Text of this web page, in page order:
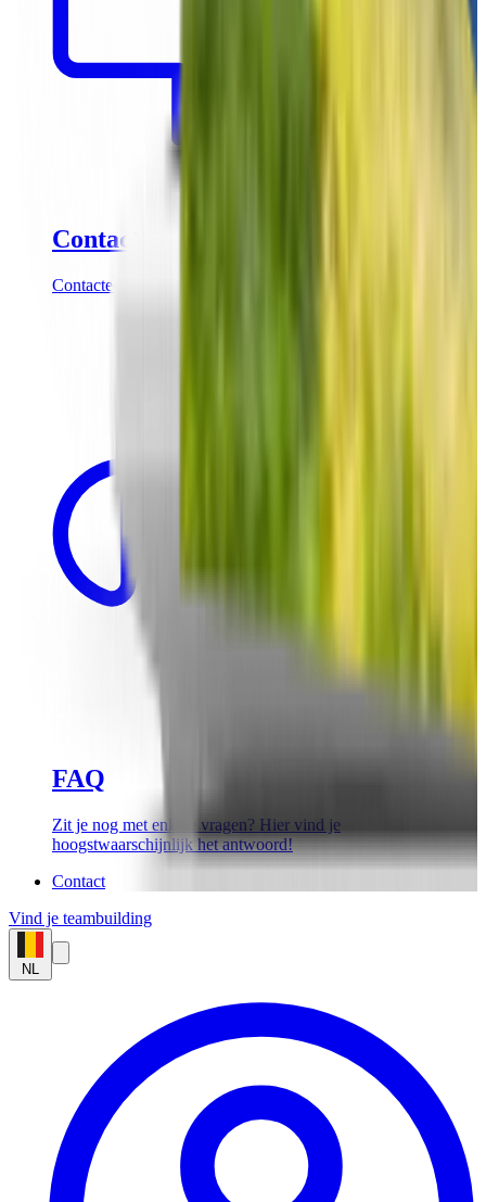
Contact
Contacteer onze partnershipmanagers
FAQ
Zit je nog met enkele vragen? Hier vind je
hoogstwaarschijnlijk het antwoord!
Contact
Vind je teambuilding
NL